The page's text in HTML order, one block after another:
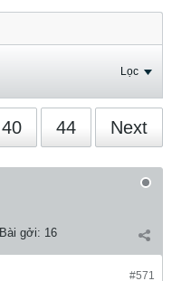
Lọc
40 44 Next
Bài gởi: 16
#571